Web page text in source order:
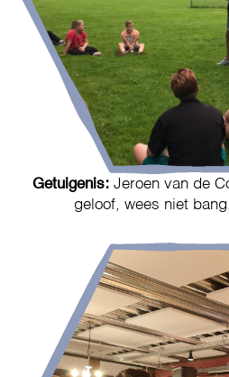
Getuigenis: Jeroen van de
geloof, wees niet